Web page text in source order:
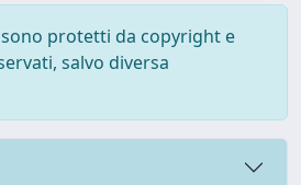
protetti da copyright e
salvo diversa